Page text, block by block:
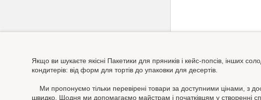
Якщо ви шукаєте якісні Пакетики для пряників і кейс-попсів, інших
кондитерів: від форм для тортів до упаковки для десертів.
Ми пропонуємо тільки перевірені товари за доступними цінами, з
швидко. Щодня ми допомагаємо майстрам і початківцям у створенні